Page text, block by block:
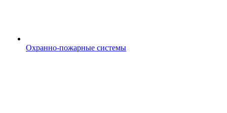
Охранно-пожарные системы